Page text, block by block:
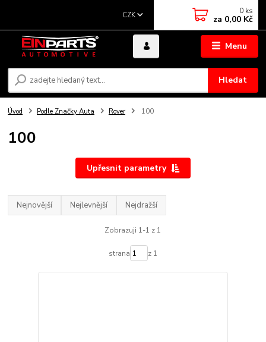
Menu
CZK
Hledat
0 ks
za 0,00 Kč
Úvod Podle Značky Auta Rover 100
100
Upřesnit parametry
Nejnovější Nejlevnější Nejdražší
Zobrazuji 1-1 z 1
strana z 1